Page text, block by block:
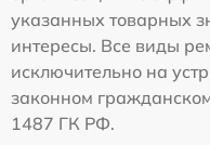
указанных товарных
интересы. Все виды
исключительно на
законном гражданском
1487 ГК РФ.